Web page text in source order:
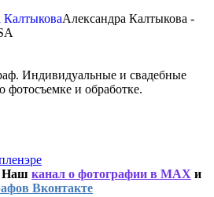
Александра Калтыкова -
Индивидуальные и свадебные
фотосъемке и обработке.
Наш канал о фотографии в MAX и
Вконтакте